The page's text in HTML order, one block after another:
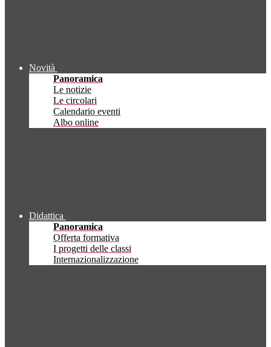
Novità
Panoramica
Le notizie
Le circolari
Calendario eventi
Albo online
Didattica
Panoramica
Offerta formativa
I progetti delle classi
Internazionalizzazione